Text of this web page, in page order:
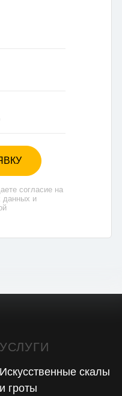
согласие на
данных и
УСЛУГИ
Искусственные скалы
и гроты